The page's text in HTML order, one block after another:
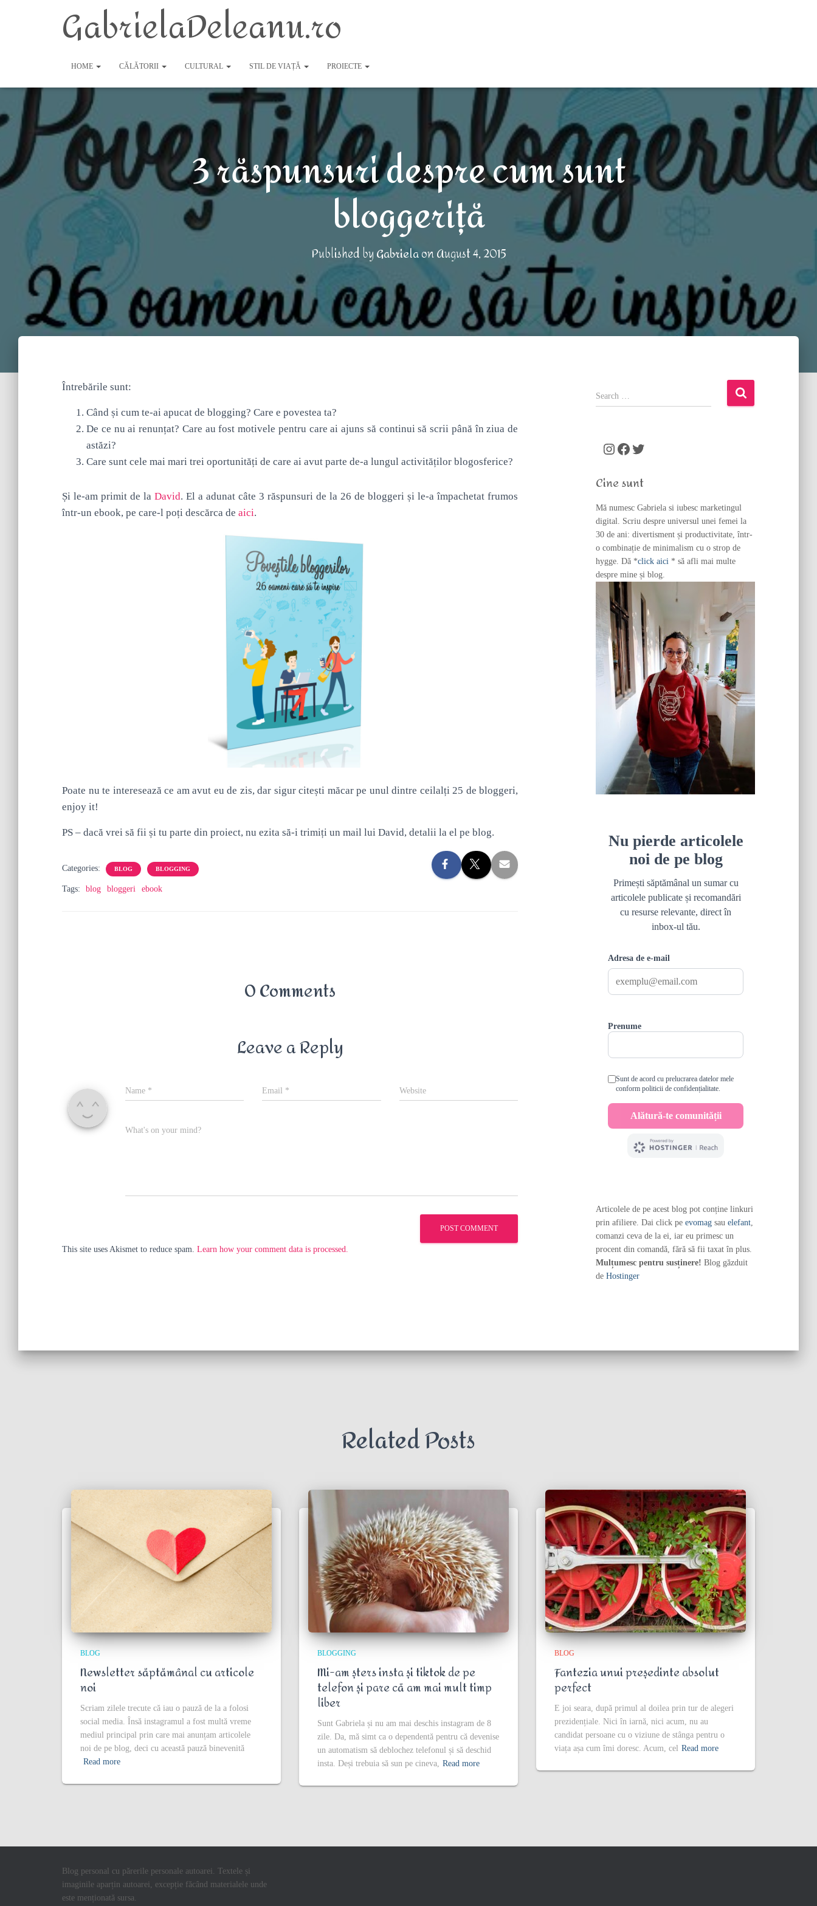
GabrielaDeleanu.ro
HOME CĂLĂTORII CULTURAL STIL DE VIAȚĂ PROIECTE
3 răspunsuri despre cum sunt
bloggeriță
Published byGabrielaonAugust 4, 2015
Întrebările sunt:
Când și cum te-ai apucat de blogging? Care e povestea ta?
De ce nu ai renunțat? Care au fost motivele pentru care ai ajuns să continui să scrii până în ziua de
astăzi?
Care sunt cele mai mari trei oportunități de care ai avut parte de-a lungul activităților blogosferice?
Și le-am primit de la David. El a adunat câte 3 răspunsuri de la 26 de bloggeri și le-a împachetat frumos
într-un ebook, pe care-l poți descărca de aici.
Poate nu te interesează ce am avut eu de zis, dar sigur citești măcar pe unul dintre ceilalți 25 de bloggeri,
enjoy it!
PS – dacă vrei să fii și tu parte din proiect, nu ezita să-i trimiți un mail lui David, detalii la el pe blog.
Categories: BLOG BLOGGING
Tags: blog bloggeri ebook
0 Comments
Leave a Reply
Name * Email * Website
What's on your mind?
This site uses Akismet to reduce spam. Learn how your comment data is processed.
S
e
o
:
Instagram Facebook Twitter
Cine sunt
Mă numesc Gabriela si iubesc marketingul
digital. Scriu despre universul unei femei la
30 de ani: divertisment și productivitate, într-
o combinație de minimalism cu o strop de
hygge. Dă *click aici * să afli mai multe
despre mine și blog.
Articolele de pe acest blog pot conține linkuri
prin afiliere. Dai click pe evomagsau elefant,
comanzi ceva de la ei, iar eu primesc un
procent din comandă, fără să fii taxat în plus.
Mulțumesc pentru susținere! Blog găzduit
de Hostinger
Related Posts
BLOG
Newsletter săptămânal cu articole
noi
Scriam zilele trecute că iau o pauză de la a folosi
social media. Însă instagramul a fost multă vreme
mediul principal prin care mai anunțam articolele
noi de pe blog, deci cu această pauză binevenită
Read more
BLOGGING
Mi-am șters insta și tiktok de pe
telefon și pare că am mai mult timp
liber
Sunt Gabriela și nu am mai deschis instagram de 8
zile. Da, mă simt ca o dependentă pentru că devenise
un automatism să deblochez telefonul și să deschid
insta. Deși trebuia să sun pe cineva, Read more
BLOG
Fantezia unui președinte absolut
perfect
E joi seara, după primul al doilea prin tur de alegeri
prezidențiale. Nici în iarnă, nici acum, nu au
candidat persoane cu o viziune de stânga pentru o
viața așa cum îmi doresc. Acum, cel Read more
Blog personal cu părerile personale autoarei. Textele și
imaginile aparțin autoarei, excepție făcând materialele unde
este menționată sursa.